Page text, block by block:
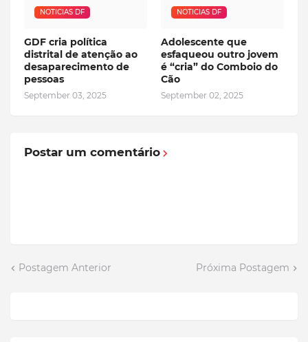
NOTICIAS DF
GDF cria política
distrital de atenção ao
desaparecimento de
pessoas
September 03, 2025
NOTICIAS DF
Adolescente que
esfaqueou outro jovem
é “cria” do Comboio do
Cão
September 02, 2025
Postar um comentário
Postagem Anterior Próxima Postagem